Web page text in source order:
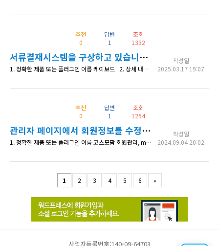
추천
0
답변
1
조회
1332
서류결재시스템을 구상하고 있습니다...
1. 정확한 제품 또는 플러그인 이름 케이보드 2. 상세 내용 수고하십니다. 소규모 복지센터에서 사용할 결재시스템을 구상중에 있습니다. 이렇게 저렇게 검색을 해봤는데 맞는 답변이 없어 질문드리게 되었습니다. 플랜 A는 승인,반려 버튼을 통해서 카테고리가 번경되는 것을 생각해 봤습니다. 이에 따라서 몇가지 질문을 하게 되었습니다. 1. 카테고리별로 읽고 쓰기를 권한을 설정할 수 있습니까? 2. 글을 클릭해
작성일
2025.03.17 19:07
추천
0
답변
1
조회
1254
관리자 페이지에서 회원정보를 수정하면 에러메시지가 나옵니다.
1. 정확한 제품 또는 플러그인 이름 코스모팜 회원관리, mycred을 사용하고 있습니다~ 2. 상세 내용 관리자페이지의 회원관리에 접속해서 사용자 편집으로 접속해서 아무것도 수정을 안하고 "사용자 업데이트"를 하면 Warning: Undefined variable $users_rank in /home/actionslove/wp/wp-content/plugins/mycred/addons/ranks/myCRED-a
작성일
2024.09.04 20:02
1 2 3 4 5 6 »
사업자등록번호:140-09-64703